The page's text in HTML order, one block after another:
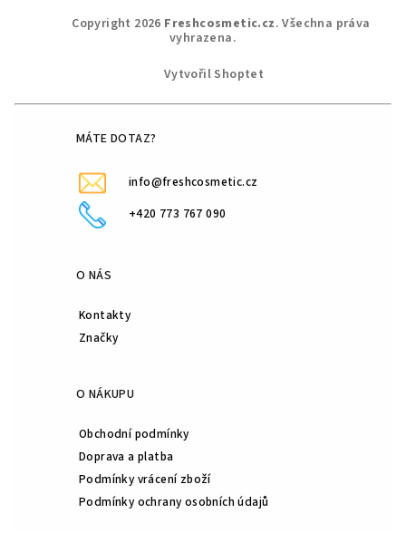
Copyright 2026 Freshcosmetic.cz. Všechna práva
vyhrazena.
Vytvořil Shoptet
MÁTE DOTAZ?
info@freshcosmetic.cz
+420 773 767 090
O NÁS
Kontakty
Značky
O NÁKUPU
Obchodní podmínky
Doprava a platba
Podmínky vrácení zboží
Podmínky ochrany osobních údajů